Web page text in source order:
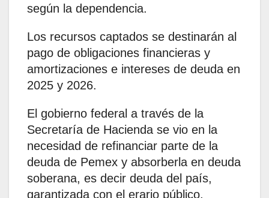
según la dependencia.
Los recursos captados se destinarán al
pago de obligaciones financieras y
amortizaciones e intereses de deuda en
2025 y 2026.
El gobierno federal a través de la
Secretaría de Hacienda se vio en la
necesidad de refinanciar parte de la
deuda de Pemex y absorberla en deuda
soberana, es decir deuda del país,
garantizada con el erario público.